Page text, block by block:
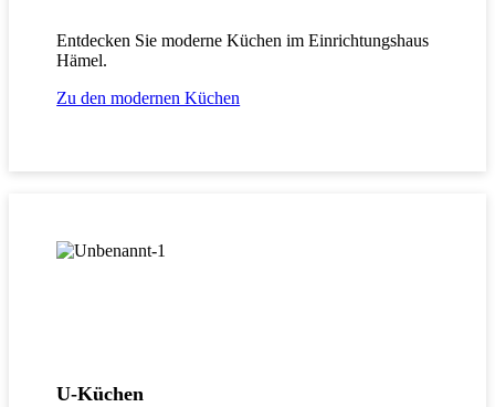
Entdecken Sie moderne Küchen im Einrichtungshaus
Hämel.
Zu den modernen Küchen
U-Küchen